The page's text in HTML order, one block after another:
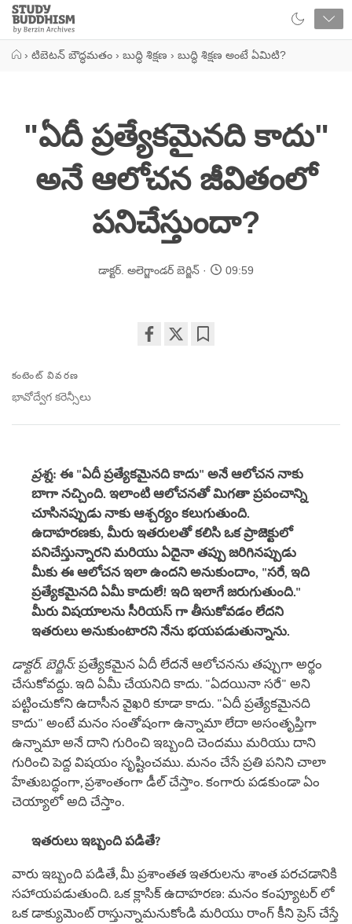
Close
Study
Buddhism
› టిబెటన్ బౌద్ధమతం › బుద్ధి శిక్షణ › బుద్ధి శిక్షణ అంటే ఏమిటి?
"ఏదీ ప్రత్యేకమైనది కాదు"
అనే ఆలోచన జీవితంలో
పనిచేస్తుందా?
డాక్టర్. అలెగ్జాండర్ బెర్జిన్ 09:59
కంటెంట్ వివరణ
భావోద్వేగ కరెన్సీలు
ప్రశ్న: ఈ "ఏదీ ప్రత్యేకమైనది కాదు" అనే ఆలోచన నాకు
బాగా నచ్చింది. ఇలాంటి ఆలోచనతో మిగతా ప్రపంచాన్ని
చూసినప్పుడు నాకు ఆశ్చర్యం కలుగుతుంది.
ఉదాహరణకు, మీరు ఇతరులతో కలిసి ఒక ప్రాజెక్టులో
పనిచేస్తున్నారని మరియు ఏదైనా తప్పు జరిగినప్పుడు
మీకు ఈ ఆలోచన ఇలా ఉందని అనుకుందాం, "సరే, ఇది
ప్రత్యేకమైనది ఏమీ కాదులే! ఇది ఇలాగే జరుగుతుంది."
మీరు విషయాలను సీరియస్ గా తీసుకోవడం లేదని
ఇతరులు అనుకుంటారని నేను భయపడుతున్నాను.
డాక్టర్. బెర్జిన్: ప్రత్యేకమైన ఏదీ లేదనే ఆలోచనను తప్పుగా అర్థం
చేసుకోవద్దు. ఇది ఏమీ చేయనిది కాదు. "ఏదయినా సరే" అని
పట్టించుకోని ఉదాసీన వైఖరి కూడా కాదు. "ఏదీ ప్రత్యేకమైనది
కాదు" అంటే మనం సంతోషంగా ఉన్నామా లేదా అసంతృప్తిగా
ఉన్నామా అనే దాని గురించి ఇబ్బంది చెందము మరియు దాని
గురించి పెద్ద విషయం సృష్టించము. మనం చేసే ప్రతి పనిని చాలా
హేతుబద్ధంగా, ప్రశాంతంగా డీల్ చేస్తాం. కంగారు పడకుండా ఏం
చెయ్యాలో అది చేస్తాం.
ఇతరులు ఇబ్బంది పడితే?
వారు ఇబ్బంది పడితే, మీ ప్రశాంతత ఇతరులను శాంత పరచడానికి
సహాయపడుతుంది. ఒక క్లాసిక్ ఉదాహరణ: మనం కంప్యూటర్ లో
ఒక డాక్యుమెంట్ రాస్తున్నామనుకోండి మరియు రాంగ్ కీని ప్రెస్ చేస్తే